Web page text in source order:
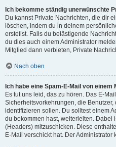
Ich bekomme ständig unerwünschte
Du kannst Private Nachrichten, die dir
löschen, indem du in deinem
erstellst. Falls du belästigende
du dies auch einem Administrator
Mitglied dann verbieten, Private
Nach oben
Ich habe eine Spam-E-Mail von
Es tut uns leid, das zu hören. Das E-
Sicherheitsvorkehrungen, die
identifizieren sollen. Du solltest einem
du bekommen hast, weiterleiten. Dabei
(Headers) mitzuschicken. Diese
E-Mail verschickt hat. Der